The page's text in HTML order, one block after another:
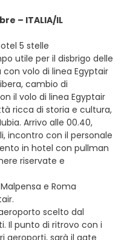
– ITALIA/IL
5 stelle
utile per il disbrigo delle
volo di linea Egyptair
cambio di
il volo di linea Egyptair
ricca di storia e cultura,
Arrivo alle 00.40,
incontro con il personale
in hotel con pullman
riservate e
e Roma
scelto dal
Il punto di ritrovo con i
aeroporti, sarà il gate